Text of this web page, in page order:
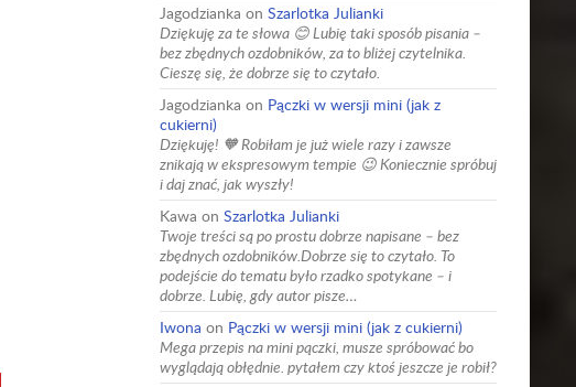
Jagodzianka on Szarlotka Julianki
Dziękuję za te słowa 😊 Lubię taki sposób pisania –
bez zbędnych ozdobników, za to bliżej czytelnika.
Cieszę się, że dobrze się to czytało.
Jagodzianka on Pączki w wersji mini (jak z
cukierni)
Dziękuję! 🧡 Robiłam je już wiele razy i zawsze
znikają w ekspresowym tempie 😉 Koniecznie spróbuj
i daj znać, jak wyszły!
Kawa on Szarlotka Julianki
Twoje treści są po prostu dobrze napisane – bez
zbędnych ozdobników.Dobrze się to czytało. To
podejście do tematu było rzadko spotykane – i
dobrze. Lubię, gdy autor pisze…
Iwona on Pączki w wersji mini (jak z cukierni)
Mega przepis na mini pączki, musze spróbować bo
wyglądają obłędnie. pytałem czy ktoś jeszcze je robił?